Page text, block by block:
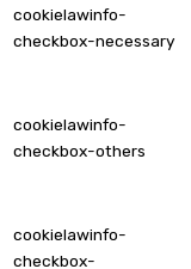
cookielawinfo-
checkbox-necessary
cookielawinfo-
checkbox-others
cookielawinfo-
checkbox-